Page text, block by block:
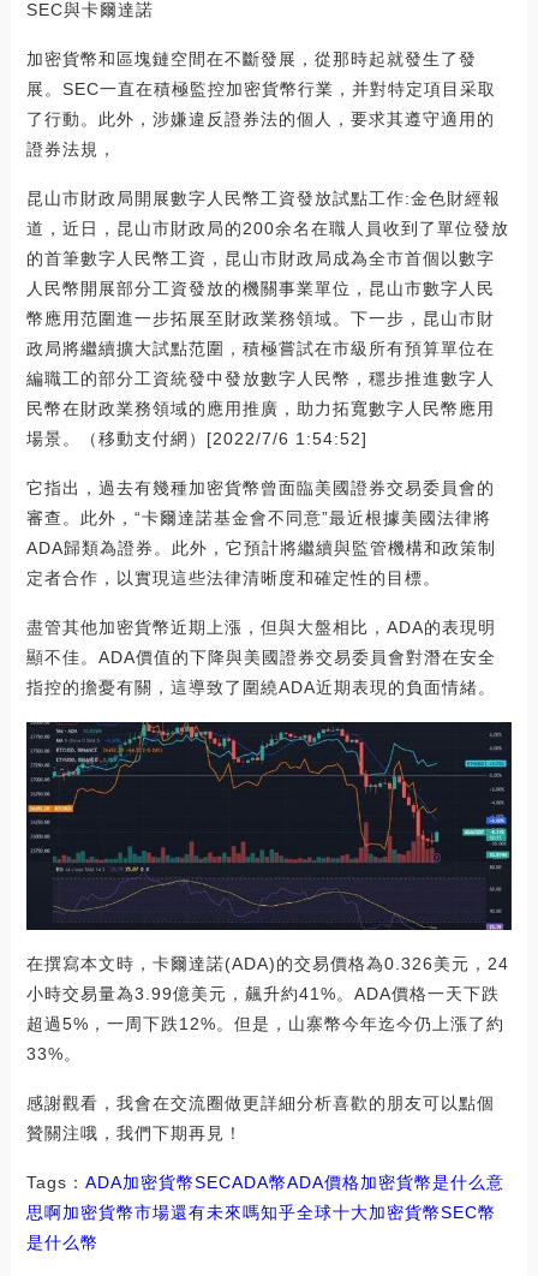
SEC與卡爾達諾
加密貨幣和區塊鏈空間在不斷發展，從那時起就發生了發
展。SEC一直在積極監控加密貨幣行業，并對特定項目采取
了行動。此外，涉嫌違反證券法的個人，要求其遵守適用的
證券法規，
昆山市財政局開展數字人民幣工資發放試點工作:金色財經報
道，近日，昆山市財政局的200余名在職人員收到了單位發放
的首筆數字人民幣工資，昆山市財政局成為全市首個以數字
人民幣開展部分工資發放的機關事業單位，昆山市數字人民
幣應用范圍進一步拓展至財政業務領域。下一步，昆山市財
政局將繼續擴大試點范圍，積極嘗試在市級所有預算單位在
編職工的部分工資統發中發放數字人民幣，穩步推進數字人
民幣在財政業務領域的應用推廣，助力拓寬數字人民幣應用
場景。（移動支付網）[2022/7/6 1:54:52]
它指出，過去有幾種加密貨幣曾面臨美國證券交易委員會的
審查。此外，“卡爾達諾基金會不同意”最近根據美國法律將
ADA歸類為證券。此外，它預計將繼續與監管機構和政策制
定者合作，以實現這些法律清晰度和確定性的目標。
盡管其他加密貨幣近期上漲，但與大盤相比，ADA的表現明
顯不佳。ADA價值的下降與美國證券交易委員會對潛在安全
指控的擔憂有關，這導致了圍繞ADA近期表現的負面情緒。
在撰寫本文時，卡爾達諾(ADA)的交易價格為0.326美元，24
小時交易量為3.99億美元，飆升約41%。ADA價格一天下跌
超過5%，一周下跌12%。但是，山寨幣今年迄今仍上漲了約
33%。
感謝觀看，我會在交流圈做更詳細分析喜歡的朋友可以點個
贊關注哦，我們下期再見！
Tags： ADA加密貨幣SECADA幣ADA價格加密貨幣是什么意
思啊加密貨幣市場還有未來嗎知乎全球十大加密貨幣SEC幣
是什么幣